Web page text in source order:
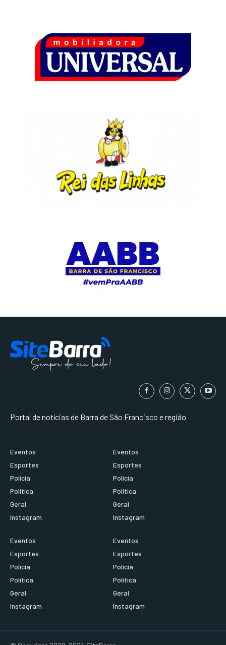
Portal de notícias de Barra de São Francisco e região
Eventos
Esportes
Polícia
Política
Geral
Instagram
Eventos
Esportes
Polícia
Política
Geral
Instagram
Eventos
Esportes
Polícia
Política
Geral
Instagram
Eventos
Esportes
Polícia
Política
Geral
Instagram